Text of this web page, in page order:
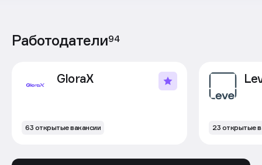
Работодатели94
GloraX
63 открытые вакансии